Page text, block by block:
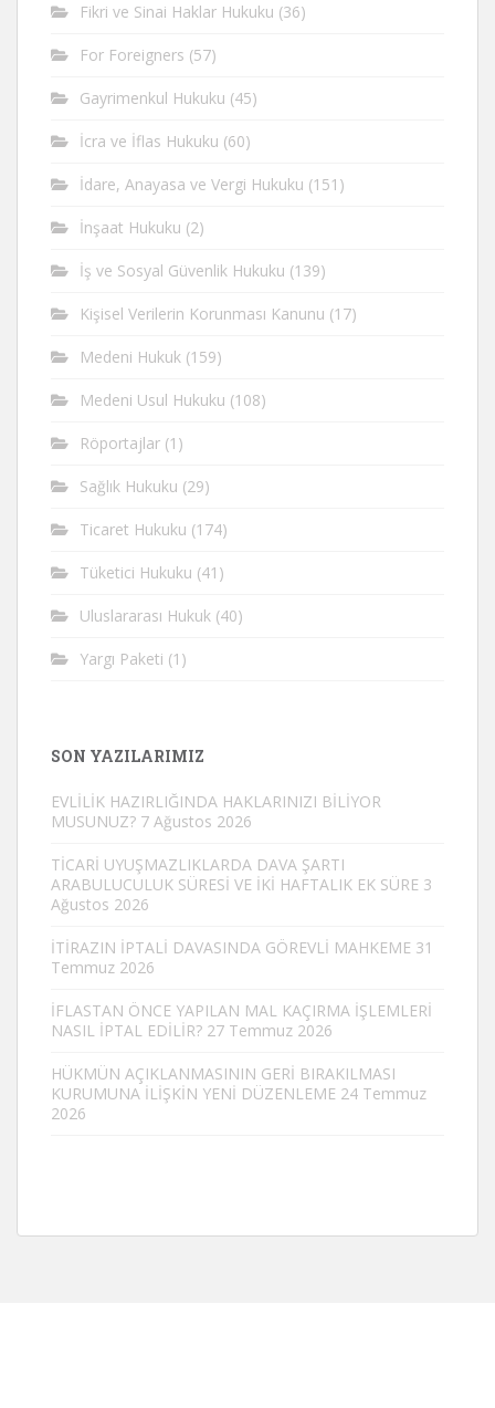
Fikri ve Sinai Haklar Hukuku (36)
For Foreigners (57)
Gayrimenkul Hukuku (45)
İcra ve İflas Hukuku (60)
İdare, Anayasa ve Vergi Hukuku (151)
İnşaat Hukuku (2)
İş ve Sosyal Güvenlik Hukuku (139)
Kişisel Verilerin Korunması Kanunu (17)
Medeni Hukuk (159)
Medeni Usul Hukuku (108)
Röportajlar (1)
Sağlık Hukuku (29)
Ticaret Hukuku (174)
Tüketici Hukuku (41)
Uluslararası Hukuk (40)
Yargı Paketi (1)
SON YAZILARIMIZ
EVLİLİK HAZIRLIĞINDA HAKLARINIZI BİLİYOR
MUSUNUZ? 7 Ağustos 2026
TİCARİ UYUŞMAZLIKLARDA DAVA ŞARTI
ARABULUCULUK SÜRESİ VE İKİ HAFTALIK EK SÜRE 3
Ağustos 2026
İTİRAZIN İPTALİ DAVASINDA GÖREVLİ MAHKEME 31
Temmuz 2026
İFLASTAN ÖNCE YAPILAN MAL KAÇIRMA İŞLEMLERİ
NASIL İPTAL EDİLİR? 27 Temmuz 2026
HÜKMÜN AÇIKLANMASININ GERİ BIRAKILMASI
KURUMUNA İLİŞKİN YENİ DÜZENLEME 24 Temmuz
2026